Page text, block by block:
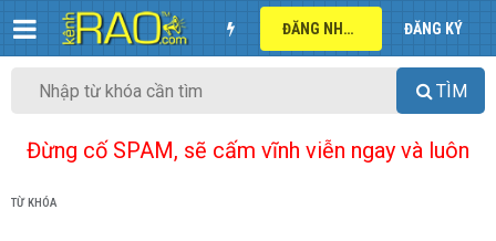
ĐĂNG NHẬP ĐĂNG KÝ
TÌM
Đừng cố SPAM, sẽ cấm vĩnh viễn ngay và luôn
TỪ KHÓA